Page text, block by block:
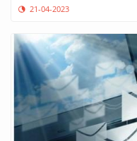
21-04-2023